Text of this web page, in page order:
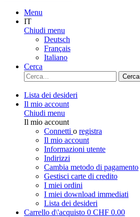
Menu
IT
Chiudi menu
Deutsch
Français
Italiano
Cerca
Cerca
Lista dei desideri
Il mio account
Chiudi menu
Il mio account
Connetti o registra
Il mio account
Informazioni utente
Indirizzi
Cambia metodo di pagamento
Gestisci carte di credito
I miei ordini
I miei download immediati
Lista dei desideri
Carrello d\'acquisto 0 CHF 0.00